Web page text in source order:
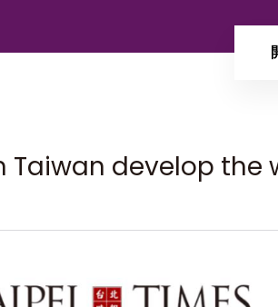
Taiwan develop